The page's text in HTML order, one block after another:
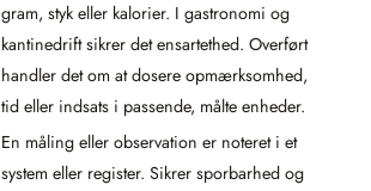
gram, styk eller kalorier. I gastronomi og
kantinedrift sikrer det ensartethed. Overført
handler det om at dosere opmærksomhed,
tid eller indsats i passende, målte enheder.
En måling eller observation er noteret i et
system eller register. Sikrer sporbarhed og